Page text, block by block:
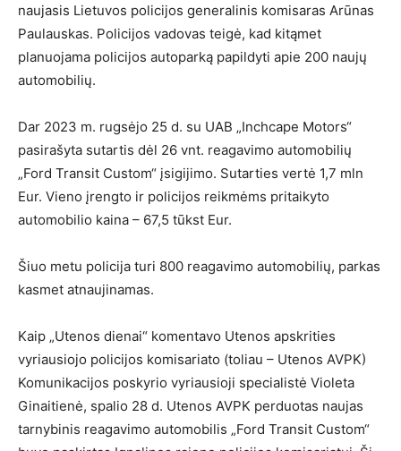
naujasis Lietuvos policijos generalinis komisaras Arūnas
Paulauskas. Policijos vadovas teigė, kad kitąmet
planuojama policijos autoparką papildyti apie 200 naujų
automobilių.
Dar 2023 m. rugsėjo 25 d. su UAB „Inchcape Motors“
pasirašyta sutartis dėl 26 vnt. reagavimo automobilių
„Ford Transit Custom“ įsigijimo. Sutarties vertė 1,7 mln
Eur. Vieno įrengto ir policijos reikmėms pritaikyto
automobilio kaina – 67,5 tūkst Eur.
Šiuo metu policija turi 800 reagavimo automobilių, parkas
kasmet atnaujinamas.
Kaip „Utenos dienai“ komentavo Utenos apskrities
vyriausiojo policijos komisariato (toliau – Utenos AVPK)
Komunikacijos poskyrio vyriausioji specialistė Violeta
Ginaitienė, spalio 28 d. Utenos AVPK perduotas naujas
tarnybinis reagavimo automobilis „Ford Transit Custom“